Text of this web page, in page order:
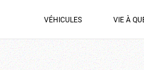
VÉHICULES VIE À